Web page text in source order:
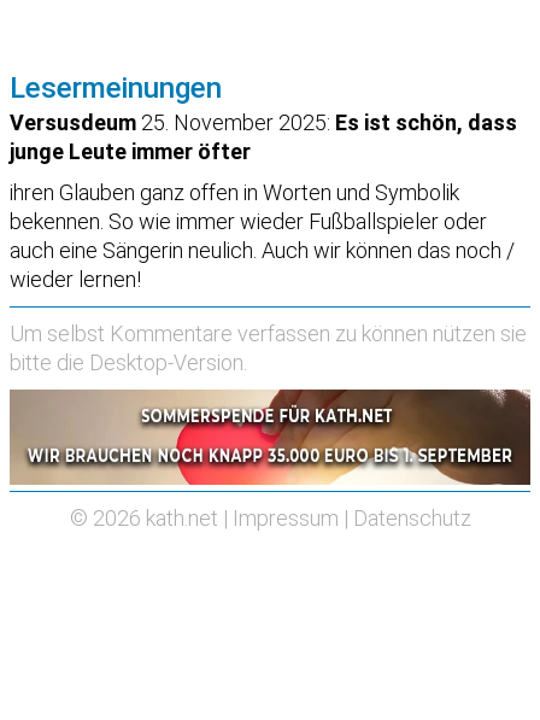
Lesermeinungen
Versusdeum 25. November 2025: Es ist schön, dass
junge Leute immer öfter
ihren Glauben ganz offen in Worten und Symbolik
bekennen. So wie immer wieder Fußballspieler oder
auch eine Sängerin neulich. Auch wir können das noch /
wieder lernen!
Um selbst Kommentare verfassen zu können nützen sie
bitte die Desktop-Version
© 2026 kath.net | Impressum | Datenschutz